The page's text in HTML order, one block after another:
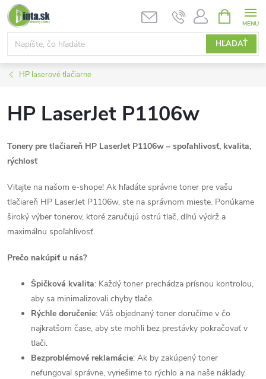
Prejsť
na
obsah
HĽADAŤ
KOŠÍK
HP laserové tlačiarne
HP LaserJet P1106w
Tonery pre tlačiareň HP LaserJet P1106w – spoľahlivosť, kvalita,
rýchlosť
Vitajte na našom e-shope! Ak hľadáte správne toner pre vašu
tlačiareň HP LaserJet P1106w, ste na správnom mieste. Ponúkame
široký výber tonerov, ktoré zaručujú ostrú tlač, dlhú výdrž a
maximálnu spoľahlivosť.
Prečo nakúpiť u nás?
Špičková kvalita: Každý toner prechádza prísnou kontrolou,
aby sa minimalizovali chyby tlače.
Rýchle doručenie: Váš objednaný toner doručíme v čo
najkratšom čase, aby ste mohli bez prestávky pokračovať v
tlači.
Bezproblémové reklamácie: Ak by zakúpený toner
nefungoval správne, vyriešime to rýchlo a na naše náklady.